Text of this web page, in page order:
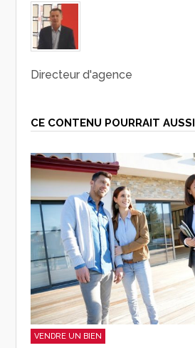
Directeur d'agence
CE CONTENU POURRAIT
VENDRE UN BIEN